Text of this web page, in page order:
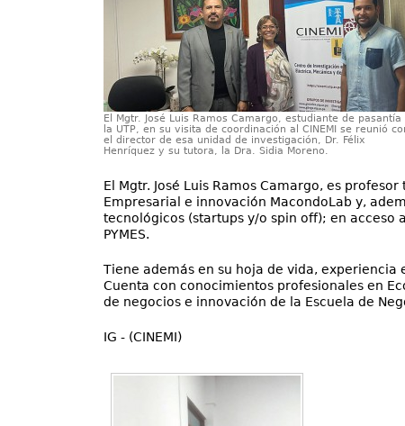
El Mgtr. José Luis Ramos Camargo, estudiante de pasantía
la UTP, en su visita de coordinación al CINEMI se reunió
el director de esa unidad de investigación, Dr. Félix
Henríquez y su tutora, la Dra. Sidia Moreno.
El Mgtr. José Luis Ramos Camargo, es
Empresarial e innovación MacondoLab y,
tecnológicos (startups y/o spin off); en
PYMES.
Tiene además en su hoja de vida,
Cuenta con conocimientos profesionales en
de negocios e innovación de la Escuela de
IG - (CINEMI)